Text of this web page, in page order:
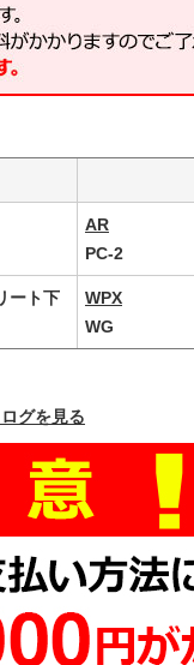
AR
PC-2
ート下
WPX
WG
グを見る